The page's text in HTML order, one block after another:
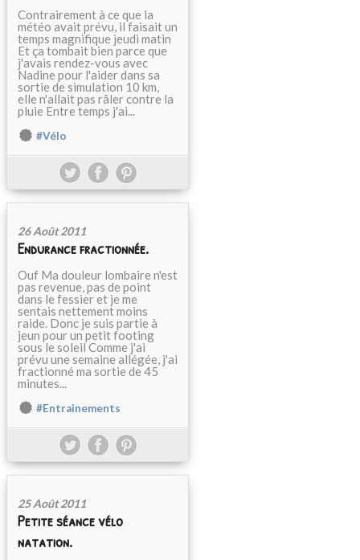
Contrairement à ce que la
météo avait prévu, il faisait un
temps magnifique jeudi matin
Et ça tombait bien parce que
j'avais rendez-vous avec
Nadine pour l'aider dans sa
sortie de simulation 10 km,
elle n'allait pas râler contre la
pluie Entre temps j'ai...
#Vélo
26 Août 2011
Endurance fractionnée.
Ouf Ma douleur lombaire n'est
pas revenue, pas de point
dans le fessier et je me
sentais nettement moins
raide. Donc je suis partie à
jeun pour un petit footing
sous le soleil Comme j'ai
prévu une semaine allégée, j'ai
fractionné ma sortie de 45
minutes...
#Entrainements
25 Août 2011
Petite séance vélo
natation.